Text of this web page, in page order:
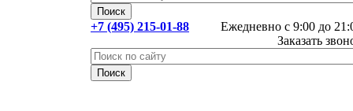
Ежедневно с 9:00 до
+7 (495) 215-01-88
Заказать